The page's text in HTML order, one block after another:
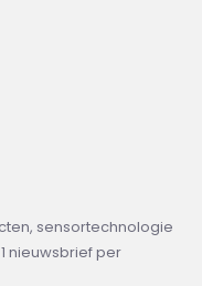
sensortechnologie
nieuwsbrief per